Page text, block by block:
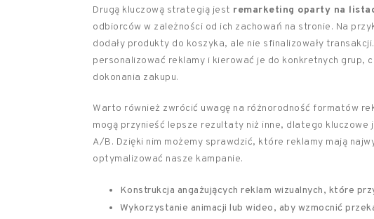
Drugą kluczową strategią jest remarketing oparty na
odbiorców w zależności od ich zachowań na stronie. Na
dodały produkty do koszyka, ale nie sfinalizowały
personalizować reklamy i kierować je do konkretnych grup,
dokonania zakupu.
Warto również zwrócić uwagę na różnorodność formatów
mogą przynieść lepsze rezultaty niż inne, dlatego
A/B. Dzięki nim możemy sprawdzić, które reklamy mają
optymalizować nasze kampanie.
Konstrukcja angażujących reklam wizualnych, które
Wykorzystanie animacji lub wideo, aby wzmocnić